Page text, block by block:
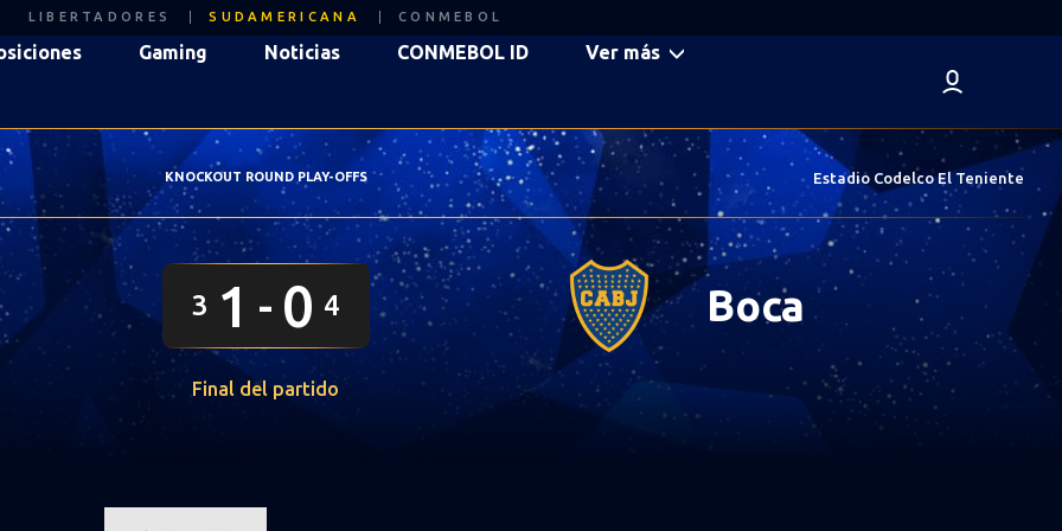
LIBERTADORES SUDAMERICANA CONMEBOL
Gaming Noticias CONMEBOL ID Ver más
KNOCKOUT ROUND PLAY-OFFS Estadio Codelco El Teniente
1
3 4
0 Boca
Final del partido